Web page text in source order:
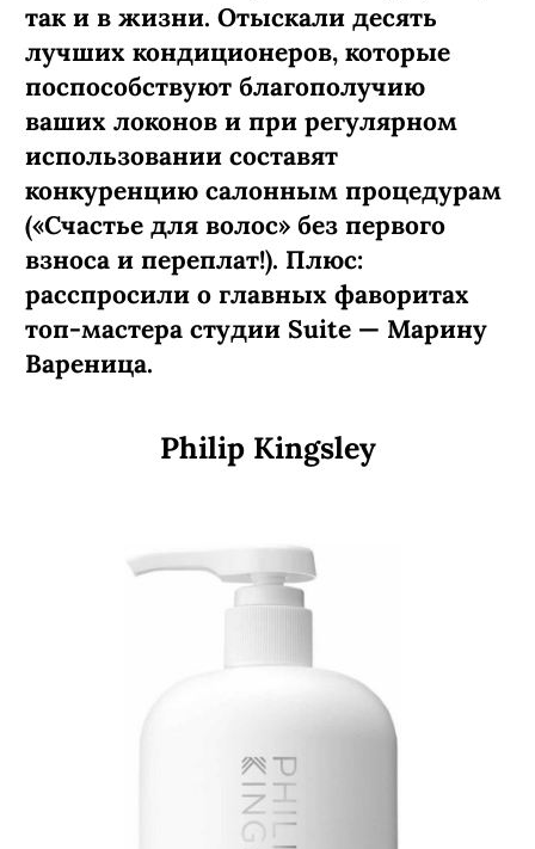
так и в жизни. Отыскали десять
лучших кондиционеров, которые
поспособствуют благополучию
ваших локонов и при регулярном
использовании составят
конкуренцию салонным процедурам
(«Счастье для волос» без первого
взноса и переплат!). Плюс:
расспросили о главных фаворитах
топ-мастера студии Suite — Марину
Вареница.
Philip Kingsley